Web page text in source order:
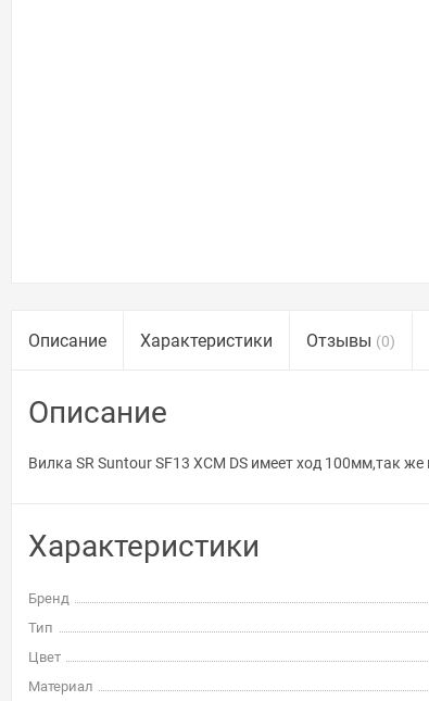
Описание Характеристики Отзывы (0)
Описание
Вилка SR Suntour SF13 XCM DS имеет ход 100мм,так
Характеристики
Бренд
Тип
Цвет
Материал